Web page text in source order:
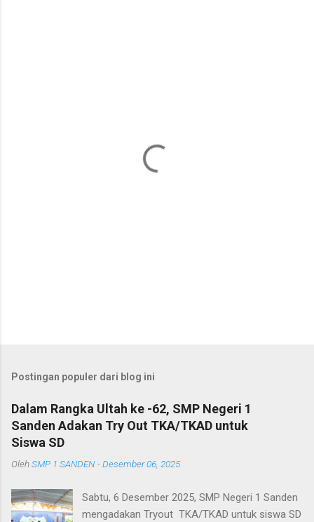
Postingan populer dari blog ini
Dalam Rangka Ultah ke -62, SMP Negeri 1
Sanden Adakan Try Out TKA/TKAD untuk
Siswa SD
OlehSMP 1 SANDEN -Desember 06, 2025
Sabtu, 6 Desember 2025, SMP Negeri 1 Sanden
mengadakan Tryout TKA/TKAD untuk siswa SD